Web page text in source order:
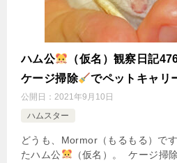
ハム公 （仮名）観察日記
ケージ掃除
でペットキャリ
公開日： 2021年9月10日
ハムスター
どうも、Mormor（もるもる）で
たハム公
（仮名）。 ケージ掃除